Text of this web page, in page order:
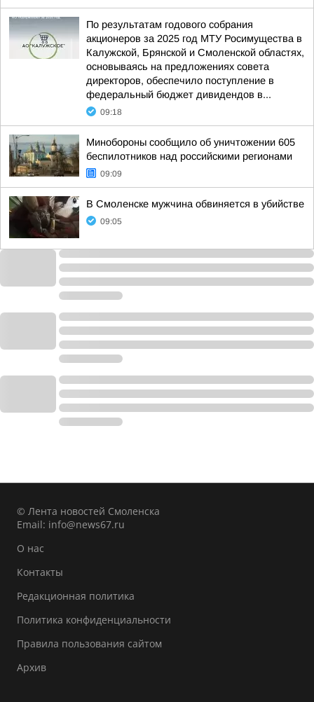
По результатам годового собрания
акционеров за 2025 год МТУ Росимущества в
Калужской, Брянской и Смоленской областях,
основываясь на предложениях совета
директоров, обеспечило поступление в
федеральный бюджет дивидендов в...
09:18
Минобороны сообщило об уничтожении 605
беспилотников над российскими регионами
09:09
В Смоленске мужчина обвиняется в убийстве
09:05
© Лента новостей Смоленска
Email: info@news67.ru
О нас
Контакты
Редакционная политика
Политика конфиденциальности
Правила пользования сайтом
Архив